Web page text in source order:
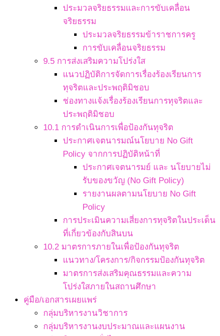
ประมวลจริยธรรมและการขับเคลื่อน
จริยธรรม
ประมวลจริยธรรมข้าราชการครู
การขับเคลื่อนจริยธรรม
9.5 การส่งเสริมความโปร่งใส
แนวปฏิบัติการจัดการเรื่องร้องเรียนการ
ทุจริตและประพฤติมิชอบ
ช่องทางแจ้งเรื่องร้องเรียนการทุจริตและ
ประพฤติมิชอบ
10.1 การดำเนินการเพื่อป้องกันทุจริต
ประกาศเจตนารมณ์นโยบาย No Gift
Policy จากการปฏิบัติหน้าที่
ประกาศเจตนารมย์ และ นโยบายไม่
รับของขวัญ (No Gift Policy)
รายงานผลตามนโยบาย No Gift
Policy
การประเมินความเสี่ยงการทุจริตในประเด็น
ที่เกี่ยวข้องกับสินบน
10.2 มาตรการภายในเพื่อป้องกันทุจริต
แนวทาง/โครงการ/กิจกรรมป้องกันทุจริต
มาตรการส่งเสริมคุณธรรมและความ
โปร่งใสภายในสถานศึกษา
คู่มือ/เอกสารเผยแพร่
กลุ่มบริหารงานวิชาการ
กลุ่มบริหารงานงบประมาณและแผนงาน